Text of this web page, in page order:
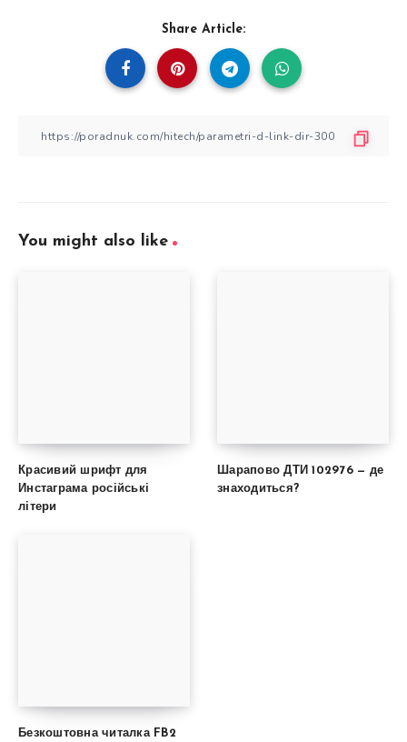
Share Article:
You might also like
Красивий шрифт для
Инстаграма російські
літери
Шарапово ДТИ 102976 — де
знаходиться?
Безкоштовна читалка FB2